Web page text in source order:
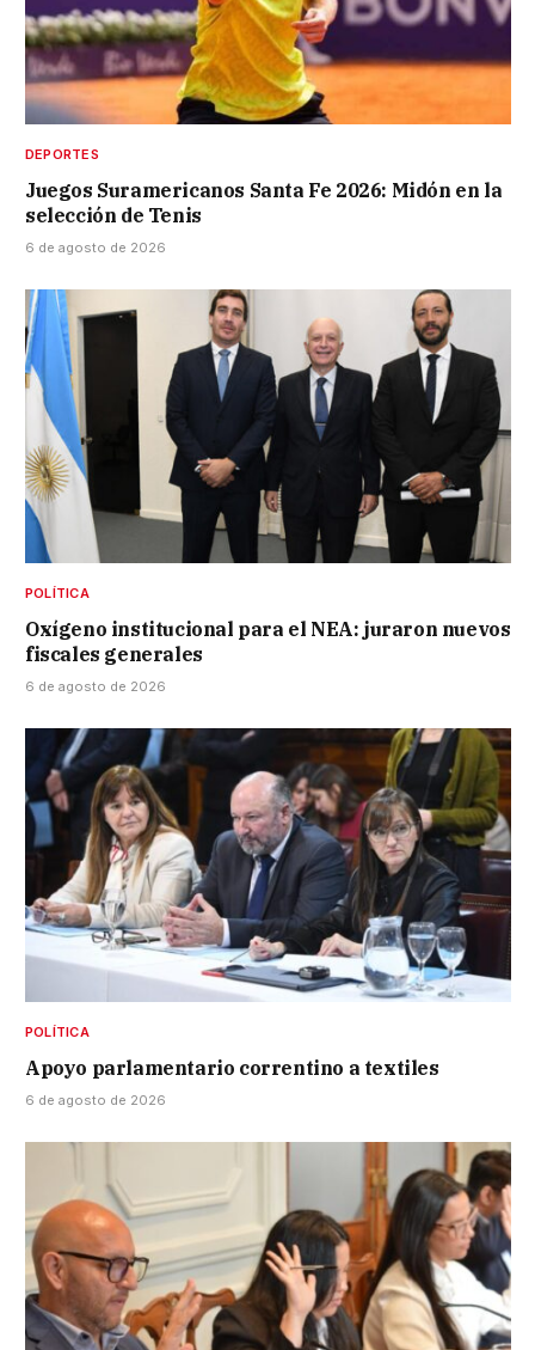
DEPORTES
Juegos Suramericanos Santa Fe 2026: Midón en la
selección de Tenis
6 de agosto de 2026
POLÍTICA
Oxígeno institucional para el NEA: juraron nuevos
fiscales generales
6 de agosto de 2026
POLÍTICA
Apoyo parlamentario correntino a textiles
6 de agosto de 2026